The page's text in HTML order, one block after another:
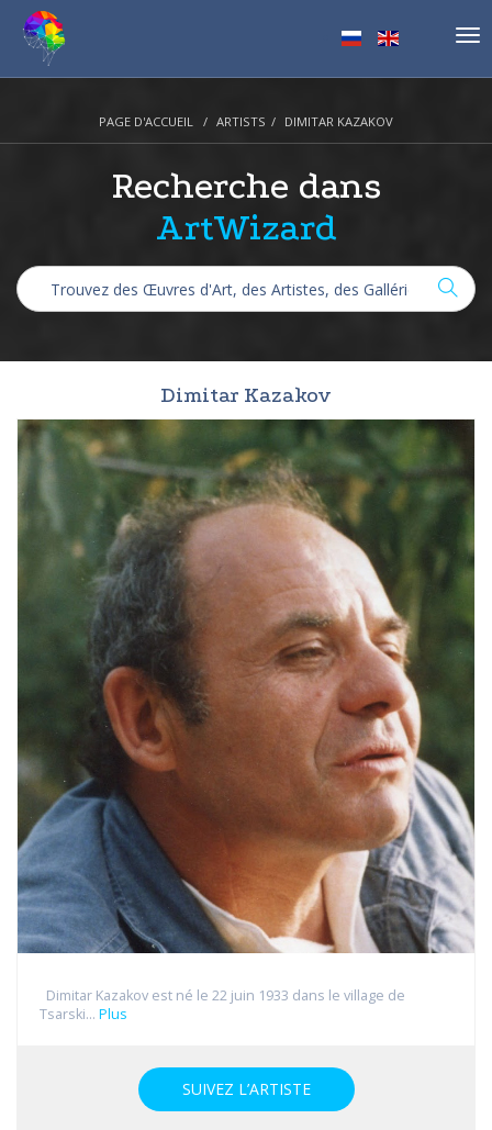
PAGE D'ACCUEIL ARTISTS DIMITAR KAZAKOV
Recherche dans
ArtWizard
Dimitar Kazakov
Dimitar Kazakov est né le 22 juin 1933 dans le village de
Tsarski... Plus
SUIVEZ L’ARTISTE